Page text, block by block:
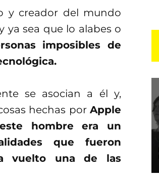
y creador del mundo
ya sea que lo alabes o
imposibles de
se asocian a él y,
hechas por Apple
hombre era un
que fueron
vuelto una de las